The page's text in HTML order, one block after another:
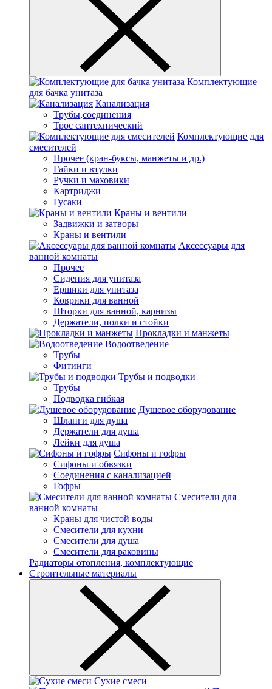
Комплектующие
для бачка унитаза
Канализация
Трубы,соединения
Трос сантехнический
Комплектующие для
смесителей
Прочее (кран-буксы, манжеты и др.)
Гайки и втулки
Ручки и маховики
Картриджи
Гусаки
Краны и вентили
Задвижки и затворы
Краны и вентили
Аксессуары для
ванной комнаты
Прочее
Сидения для унитаза
Ершики для унитаза
Коврики для ванной
Шторки для ванной, карнизы
Держатели, полки и стойки
Прокладки и манжеты
Водоотведение
Трубы
Фитинги
Трубы и подводки
Трубы
Подводка гибкая
Душевое оборудование
Шланги для душа
Держатели для душа
Лейки для душа
Сифоны и гофры
Сифоны и обвязки
Соединения с канализацией
Гофры
Смесители для
ванной комнаты
Краны для чистой воды
Смесители для кухни
Смесители для душа
Смесители для раковины
Радиаторы отопления, комплектующие
Строительные материалы
Сухие смеси